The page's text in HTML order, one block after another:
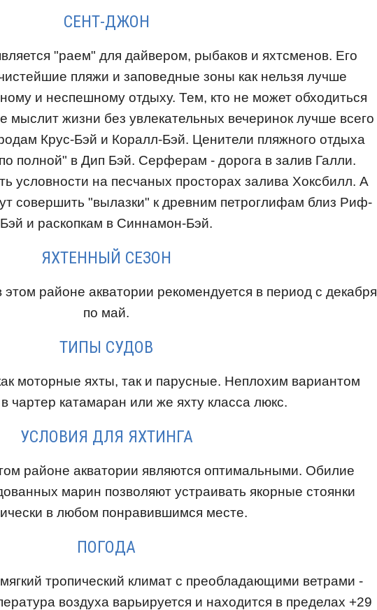
СЕНТ-ДЖОН
"раем" для дайвером, рыбаков и яхтсменов. Его
пляжи и заповедные зоны как нельзя лучше
и неспешному отдыху. Тем, кто не может обходиться
мыслит жизни без увлекательных вечеринок лучше всего
Крус-Бэй и Коралл-Бэй. Ценители пляжного отдыха
полной" в Дип Бэй. Серферам - дорога в залив Галли.
условности на песчаных просторах залива Хоксбилл. А
совершить "вылазки" к древним петроглифам близ Риф-
Бэй и раскопкам в Синнамон-Бэй.
ЯХТЕННЫЙ СЕЗОН
районе акватории рекомендуется в период с декабря
по май.
ТИПЫ СУДОВ
моторные яхты, так и парусные. Неплохим вариантом
в чартер катамаран или же яхту класса люкс.
УСЛОВИЯ ДЛЯ ЯХТИНГА
районе акватории являются оптимальными. Обилие
марин позволяют устраивать якорные стоянки
в любом понравившимся месте.
ПОГОДА
тропический климат с преобладающими ветрами -
воздуха варьируется и находится в пределах +29